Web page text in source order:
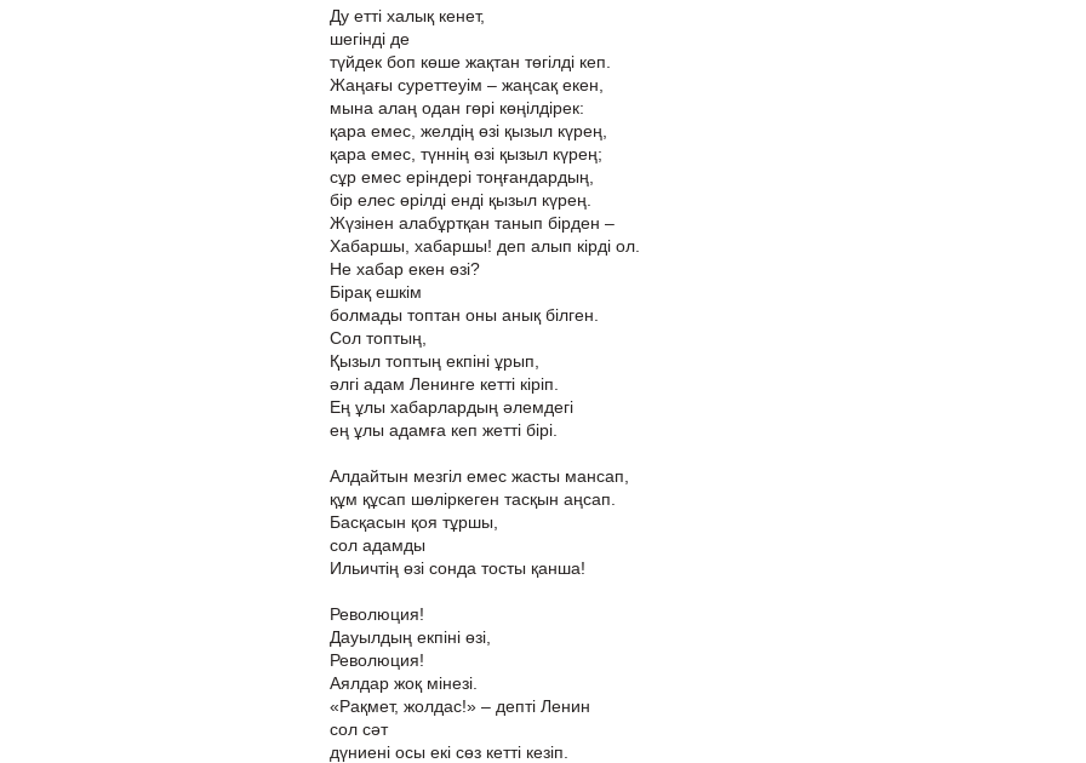
Ду етті халық кенет,
шегінді де
түйдек боп көше жақтан төгілді кеп.
Жаңағы суреттеуім – жаңсақ екен,
мына алаң одан гөрі көңілдірек:
қара емес, желдің өзі қызыл күрең,
қара емес, түннің өзі қызыл күрең;
сұр емес еріндері тоңғандардың,
бір елес өрілді енді қызыл күрең.
Жүзінен алабұртқан танып бірден –
Хабаршы, хабаршы! деп алып кірді ол.
Не хабар екен өзі?
Бірақ ешкім
болмады топтан оны анық білген.
Сол топтың,
Қызыл топтың екпіні ұрып,
әлгі адам Ленинге кетті кіріп.
Ең ұлы хабарлардың әлемдегі
ең ұлы адамға кеп жетті бірі.
Алдайтын мезгіл емес жасты мансап,
құм құсап шөліркеген тасқын аңсап.
Басқасын қоя тұршы,
сол адамды
Ильичтің өзі сонда тосты қанша!
Революция!
Дауылдың екпіні өзі,
Революция!
Аялдар жоқ мінезі.
«Рақмет, жолдас!» – депті Ленин
сол сәт
дүниені осы екі сөз кетті кезіп.